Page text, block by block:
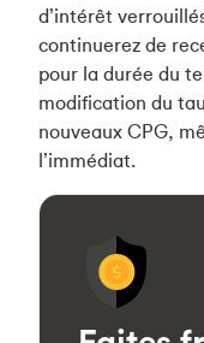
d’intérêt
continuerez de
pour la durée du
modification du
nouveaux CPG,
l’immédiat.